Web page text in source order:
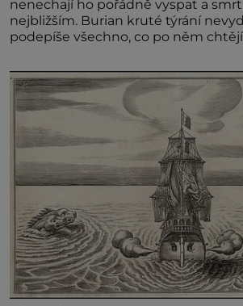
nenechají ho pořádně vyspat a
nejbližším. Burian kruté týrání
podepíše všechno, co po něm
výslechů nikdo nevyvíjel fyzický ani
Syn brněnského řezníka chce být